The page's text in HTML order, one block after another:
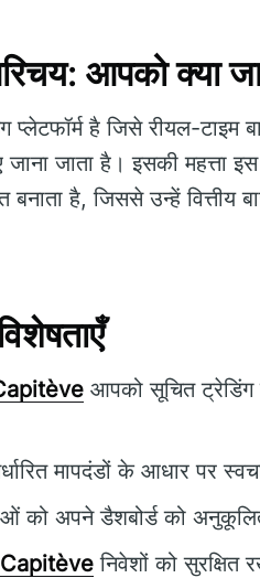
आपको क्या
है जिसे रीयल-टाइम
जाता है। इसकी महत्ता
है, जिससे उन्हें वित्तीय
आपको सूचित ट्रेडिंग
मापदंडों के आधार पर
को अपने डैशबोर्ड को
निवेशों को